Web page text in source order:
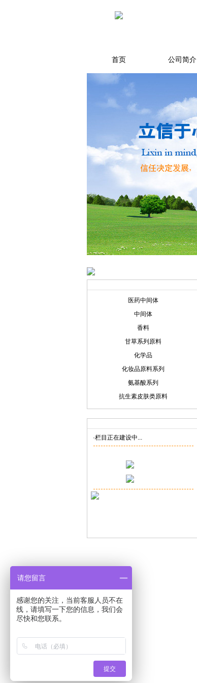
首页 公司简介
医药中间体
中间体
香料
甘草系列原料
化学品
化妆品原料系列
氨基酸系列
抗生素皮肤类原料
·栏目正在建设中...
请您留言
感谢您的关注，当前客服人员不在
线，请填写一下您的信息，我们会
尽快和您联系。
提交